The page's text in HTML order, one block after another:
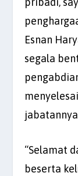
Esnan
segala
“Selamat
beserta